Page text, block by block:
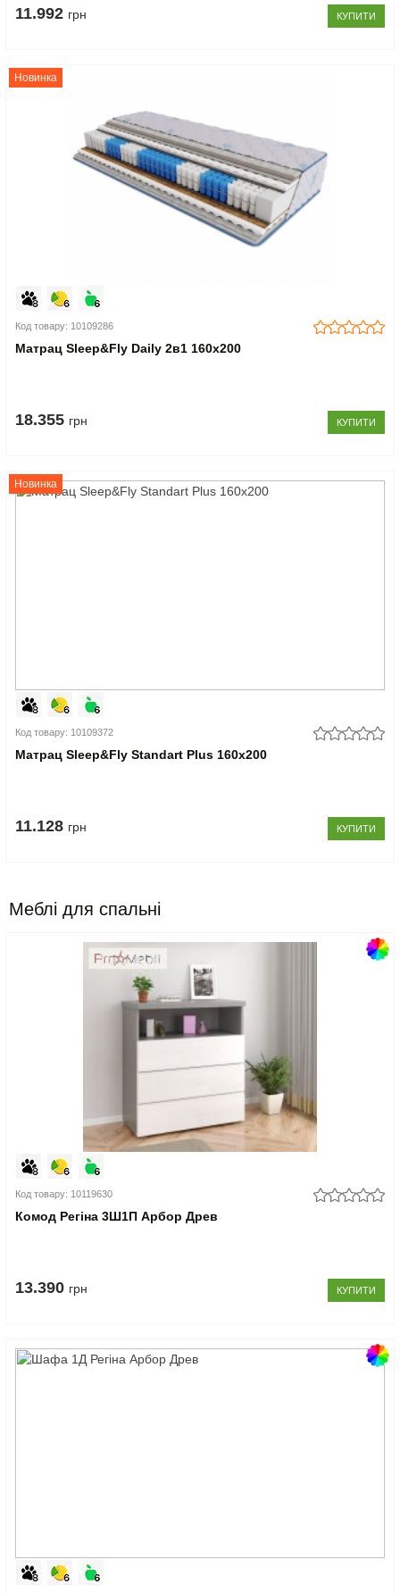
11.992 грн КУПИТИ
Новинка
Код товару: 10109286
Матрац Sleep&Fly Daily 2в1 160x200
18.355 грн КУПИТИ
Новинка
Код товару: 10109372
Матрац Sleep&Fly Standart Plus 160x200
11.128 грн КУПИТИ
Меблі для спальні
Код товару: 10119630
Комод Регіна 3Ш1П Арбор Древ
13.390 грн КУПИТИ